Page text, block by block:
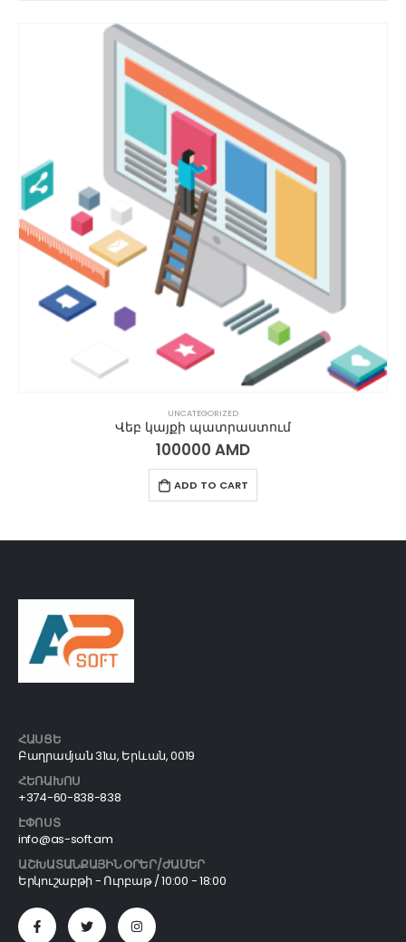
UNCATEGORIZED
Վեբ կայքի պատրաստում
100000 AMD
ADD TO CART
ՀԱՍՑԵ
Բաղրամյան 31ա, Երևան, 0019
ՀԵՌԱԽՈՍ
+374-60-838-838
ԷՓՈՍՏ
info@as-soft.am
ԱՇԽԱՏԱՆՔԱՅԻՆ ՕՐԵՐ/ԺԱՄԵՐ
Երկուշաբթի - Ուրբաթ / 10:00 - 18:00